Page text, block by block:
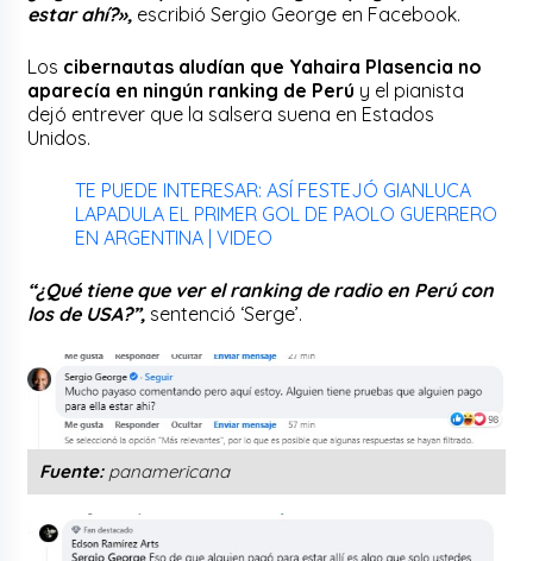
estar ahí?», escribió Sergio George en Facebook.
Los cibernautas aludían que Yahaira Plasencia no
aparecía en ningún ranking de Perú y el pianista
dejó entrever que la salsera suena en Estados
Unidos.
TE PUEDE INTERESAR: ASÍ FESTEJÓ GIANLUCA
LAPADULA EL PRIMER GOL DE PAOLO GUERRERO
EN ARGENTINA | VIDEO
“¿Qué tiene que ver el ranking de radio en Perú con
los de USA?”, sentenció ‘Serge’.
Fuente:panamericana